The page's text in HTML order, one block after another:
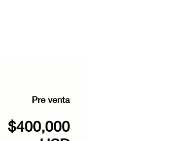
Pre venta
$400,000